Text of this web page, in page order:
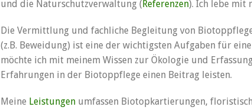
und die Naturschutzverwaltung (Referenzen). Ich lebe mit
Die Vermittlung und fachliche Begleitung von
(z.B. Beweidung) ist eine der wichtigsten Aufgaben für
möchte ich mit meinem Wissen zur Ökologie und
Erfahrungen in der Biotoppflege einen Beitrag leisten.
Meine Leistungen umfassen Biotopkartierungen,